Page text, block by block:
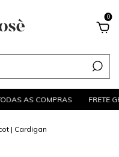
0
FRETE GRÁTIS NAS
| Cardigan